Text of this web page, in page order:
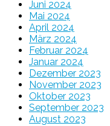
Juni 2024
Mai 2024
April 2024
März 2024
Februar 2024
Januar 2024
Dezember 2023
November 2023
Oktober 2023
September 2023
August 2023